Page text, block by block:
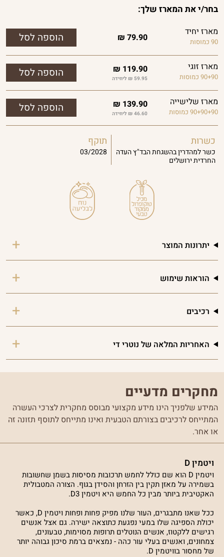
בחר/י את המארז שלך:
מארז יחיד
90 כמוסות 79.90
₪
מארז זוגי
90+90 כמוסות
119.90
₪
59.95 ₪ ליחידה
מארז שלישייה
90+90+90 כמוסות
139.90
₪
46.60 ₪ ליחידה
כשרות
כשר למהדרין בהשגחת הבד"ץ העדה
החרדית ירושלים
תוקף
03/2028
יתרונות המוצר
הוראות שימוש
רכיבים
האחריות המלאה של נוטרי די
מחקרים מדעיים
המידע שלפניך הינו מידע מקצועי מבוסס מחקרית לצרכי העשרה
המתייחס לרכיבים בצורתם הטבעית ואינו מתייחס לתוסף תזונה זה
או אחר.
ויטמין D
ויטמין D הוא שם כולל לחמש תרכובות מסיסות בשמן שחשובות
בשמירה על מאזן תקין בין הזרחן והסידן בגוף. הצורה המטבולית
האקטיבית ביותר מבין כל החמש היא ויטמין D3.
ככל שאנו מתבגרים, העור שלנו מפיק פחות ופחות ויטמין D, כאשר
יכולת הספיגה שלו במעי נפגעת כתוצאה ישירה. גם אצל אנשים
רגישים ללקטוז, אנשים הנוטלים תרופות מסוימות, טבעונים,
צמחונים, ואנשים בעלי עור כהה - נמצאים ברמת סיכון גבוהה יותר
של מחסור בוויטמין D.